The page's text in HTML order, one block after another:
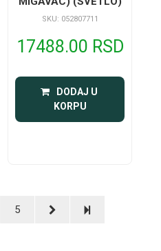
2008-
SKU: 052807711
17488.00 RSD
DODAJ U
KORPU
5